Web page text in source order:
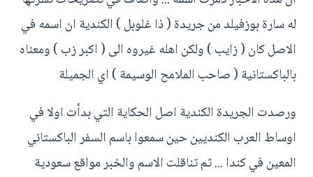
له سارة بوزفيلد من جريدة ( ذا غلوبل ) الكندية ان اسمه في
الاصل كان ( زايب ) ولكن اهله غيروه الى ( اكبر زب ) ومعناه
بالباكستانية ( صاحب الملامح الوسيمة ) اي الجميلة
ورصدت الجريدة الكندية اصل الحكاية التي بدأت اولا في
اوساط العرب الكنديين حين سمعوا باسم السفر الباكستاني
المعين في كندا ... ثم تناقلت الاسم والخبر مواقع سعودية